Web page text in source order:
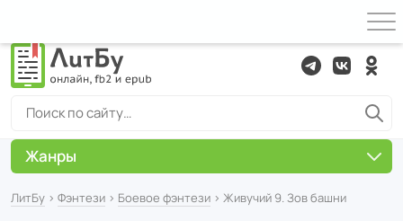
ЛитБу › Фэнтези › Боевое фэнтези › Живучий 9. Зов башни
Жанры